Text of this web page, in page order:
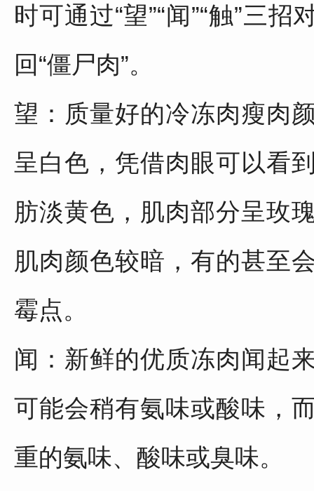
时可通过“望”“闻”“触”三
回“僵尸肉”。
望：质量好的冷冻肉瘦肉
呈白色，凭借肉眼可以看
肪淡黄色，肌肉部分呈玫
肌肉颜色较暗，有的甚至
霉点。
闻：新鲜的优质冻肉闻起
可能会稍有氨味或酸味，
重的氨味、酸味或臭味。